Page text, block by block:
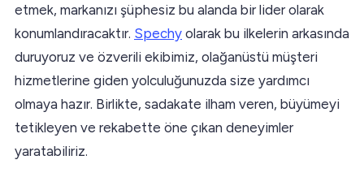
etmek, markanızı şüphesiz bu alanda bir lider olarak
konumlandıracaktır. Spechy olarak bu ilkelerin arkasında
duruyoruz ve özverili ekibimiz, olağanüstü müşteri
hizmetlerine giden yolculuğunuzda size yardımcı
olmaya hazır. Birlikte, sadakate ilham veren, büyümeyi
tetikleyen ve rekabette öne çıkan deneyimler
yaratabiliriz.